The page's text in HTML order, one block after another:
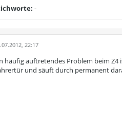
-
22:17
häufig auftretendes Problem beim
und säuft durch permanent